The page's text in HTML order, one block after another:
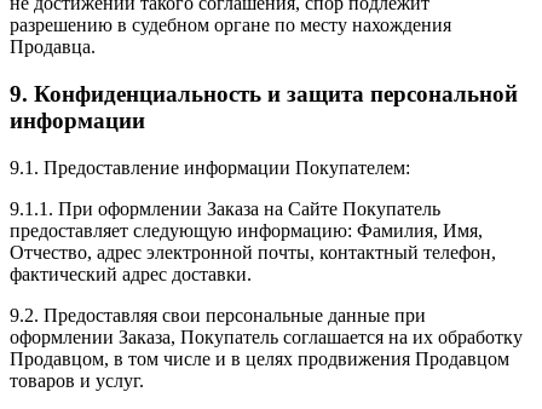
разрешению в судебном органе по месту нахождения
Продавца.
9. Конфиденциальность и защита персональной
информации
9.1. Предоставление информации Покупателем:
9.1.1. При оформлении Заказа на Сайте Покупатель
предоставляет следующую информацию: Фамилия, Имя,
Отчество, адрес электронной почты, контактный телефон,
фактический адрес доставки.
9.2. Предоставляя свои персональные данные при
оформлении Заказа, Покупатель соглашается на их обработку
Продавцом, в том числе и в целях продвижения Продавцом
товаров и услуг.